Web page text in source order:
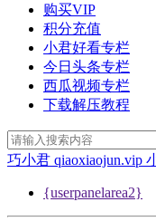
购买VIP
积分充值
小君好看专栏
今日头条专栏
西瓜视频专栏
下载解压教程
巧小君 qiaoxiaojun.vip
{userpanelarea2}